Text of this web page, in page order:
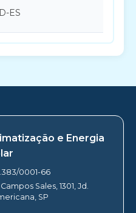
ES
e Energia
0001-66
Sales, 1301, Jd.
SP